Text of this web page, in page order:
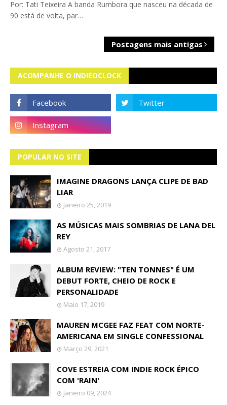
Por: Tati Teixeira A banda Rumbora que nasceu na década de
90 está de volta, par…
Postagens mais antigas
ACOMPANHE O INDIEOCLOCK
POPULAR NO SITE
IMAGINE DRAGONS LANÇA CLIPE DE BAD
LIAR
Janeiro 25, 2019
AS MÚSICAS MAIS SOMBRIAS DE LANA DEL
REY
Agosto 21, 2017
ALBUM REVIEW: "TEN TONNES" É UM
DEBUT FORTE, CHEIO DE ROCK E
PERSONALIDADE
Maio 17, 2019
MAUREN MCGEE FAZ FEAT COM NORTE-
AMERICANA EM SINGLE CONFESSIONAL
Março 29, 2021
COVE ESTREIA COM INDIE ROCK ÉPICO
COM 'RAIN'
Janeiro 09, 2024